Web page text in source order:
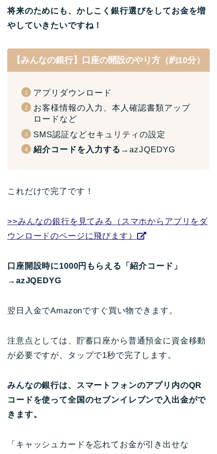
将来のためにも、かしこく銀行選びをしてお金を増
やしていきたいですね！
【みんなの銀行】口座の開設のやり方（約10分）
アプリダウンロード
お客様情報の入力、本人確認書類アップ
ロードなど
SMS認証などセキュリティの設定
紹介コードを入力する →azJQEDYG
これだけで完了です！
>>みんなの銀行を見てみる（スマホからアプリをダ
ウンロードのページに飛びます）
口座開設時に1000円もらえる「紹介コード」
→azJQEDYG
翌日入金でAmazonですぐ買い物できます。
注意点としては、貯蓄口座から普通預金に資金移動
が必要ですが、タップで1秒で完了します。
みんなの銀行は、スマートフォンのアプリ内のQR
コードを使って全国のセブンイレブンで入出金がで
きます。
「キャッシュカードを忘れてお金が引き出せな